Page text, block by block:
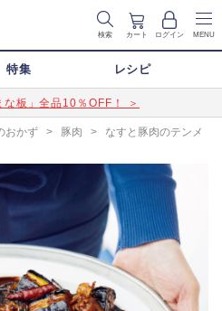
検索 カート ログイン MENU
特集 レシピ
な板」全品10％OFF！ ＞
おかず > 豚肉 >
なすと豚肉のテンメ